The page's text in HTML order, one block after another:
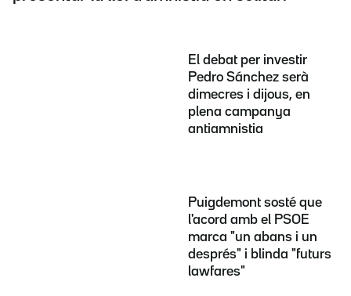
El debat per investir
Pedro Sánchez serà
dimecres i dijous, en
plena campanya
antiamnistia
Puigdemont sosté que
l'acord amb el PSOE
marca "un abans i un
després" i blinda "futurs
lawfares"